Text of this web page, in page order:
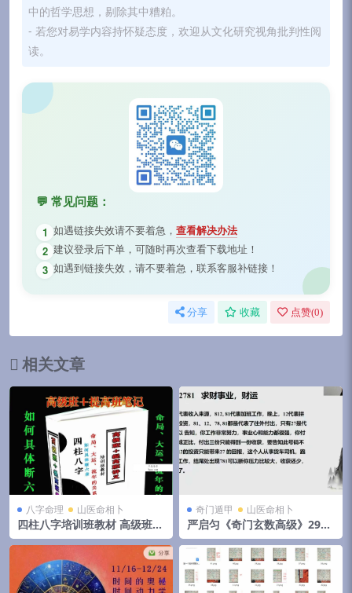
中的哲学思想，剔除其中糟粕。
- 若您对易学内容持怀疑态度，欢迎从文化研究视角批判性阅
读。
💬 常见问题：
1 如遇链接失效请不要着急， 查看解决办法
2 建议登录后下单，可随时再次查看下载地址！
3 如遇到链接失效，请不要着急，联系客服补链接！
分享 收藏 点赞(0)
相关文章
八字命理 山医命相卜
四柱八字培训班教材 高级班
+提高班讲义 220页
奇门遁甲 山医命相卜
严启匀《奇门玄数高级》29集
视频